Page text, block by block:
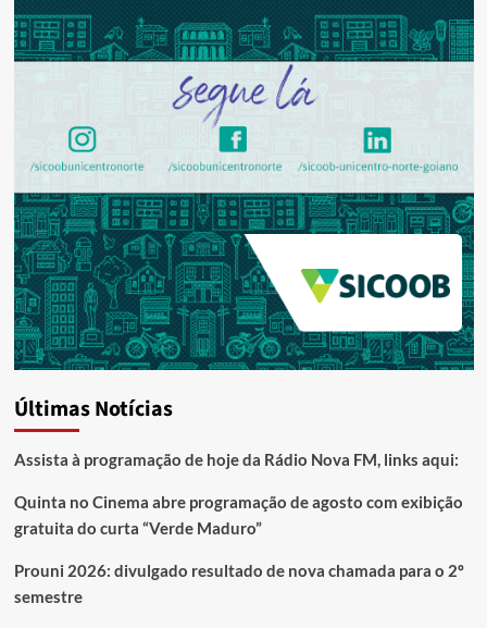
Últimas Notícias
Assista à programação de hoje da Rádio Nova FM, links aqui:
Quinta no Cinema abre programação de agosto com exibição
gratuita do curta “Verde Maduro”
Prouni 2026: divulgado resultado de nova chamada para o 2º
semestre